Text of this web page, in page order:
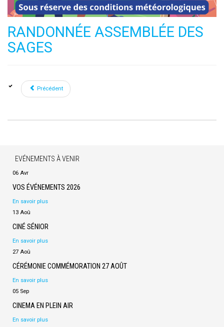
RANDONNÉE ASSEMBLÉE DES
SAGES
Précédent
EVÉNEMENTS À VENIR
06 Avr
VOS ÉVÉNEMENTS 2026
En savoir plus
13 Aoû
CINÉ SÉNIOR
En savoir plus
27 Aoû
CÉRÉMONIE COMMÉMORATION 27 AOÛT
En savoir plus
05 Sep
CINEMA EN PLEIN AIR
En savoir plus